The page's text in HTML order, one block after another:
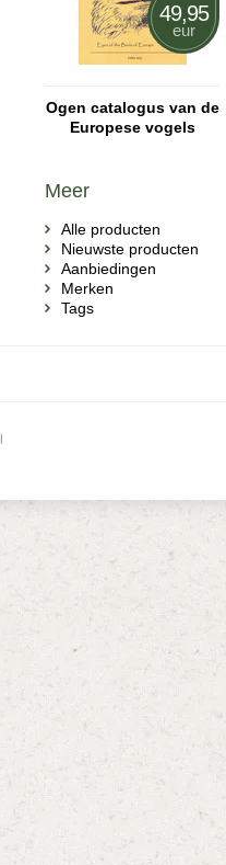
49,95
eur
Ogen catalogus van de
Europese vogels
Meer
Alle producten
Nieuwste producten
Aanbiedingen
Merken
Tags